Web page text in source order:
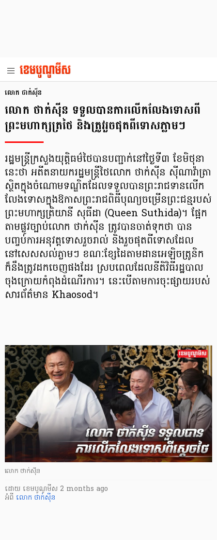
លោក ថាក់ស៊ីន
លោក ថាក់ស៊ីន ទទួលបានការលើកលែងទោសពី
ព្រះមហាក្សត្រថៃ និងត្រូវរួចផុតពីទោសភ្លាមៗ
រដ្ឋមន្ត្រីក្រសួងយុត្តិធម៌ថៃបានបញ្ជាក់នៅថ្ងៃទី៣ ខែមិថុនា
នេះថា អតីតនាយករដ្ឋមន្ត្រីថៃលោក ថាក់ស៊ីន ស៊ីណាវ៉ាត្រា
ស្ថិតក្នុងចំណោមទណ្ឌិតដែលទទួលបានព្រះរាជទានលើក
លែងទោសក្នុងឱកាសព្រះរាជពិធីបុណ្យចម្រើនព្រះជន្មរបស់
ព្រះមហាក្សត្រិយានី សុធីដា (Queen Suthida)។ ផ្អែក
តាមផ្លូវច្បាប់លោក ថាក់ស៊ីន ត្រូវបានចាត់ទុកថា បាន
បញ្ចប់ការអនុវត្តទោសរួចរាល់ និងរួចផុតពីទោសដែល
នៅសេសសល់ភ្លាមៗ ខណៈខ្សែដៃតាមដានអេឡិចត្រូនិក
ក៏នឹងត្រូវដកចេញផងដែរ ស្របពេលដែលនីតិវិធីរដ្ឋបាល
ចុងក្រោយកំពុងដំណើរការ។ នេះបើតាមការចុះផ្សាយរបស់
សារព័ត៌មាន Khaosod។
លោក ថាក់ស៊ីន
ដោយ ​ ខេមបូណូមីស 2 months ago
អំពី លោក ថាក់ស៊ីន